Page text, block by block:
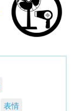
表情